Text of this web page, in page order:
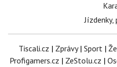
Jízdenky,
Tiscali.cz | Zprávy| Sport |
Profigamers.cz | ZeStolu.cz |